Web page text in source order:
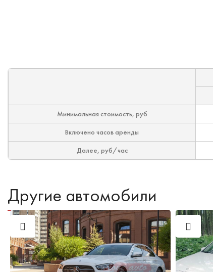
Минимальная стоимость, руб
Включено часов аренды
Далее, руб/час
Другие автомобили